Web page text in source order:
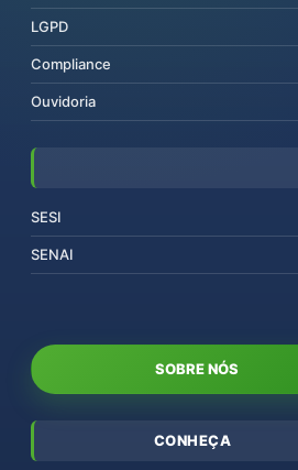
LGPD
Compliance
Ouvidoria
SESI
SENAI
SOBRE NÓS
CONHEÇA